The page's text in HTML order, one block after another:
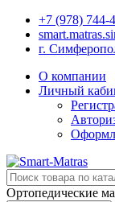
+7 (978) 744-
г.
О компании
Личный
Ортопедические